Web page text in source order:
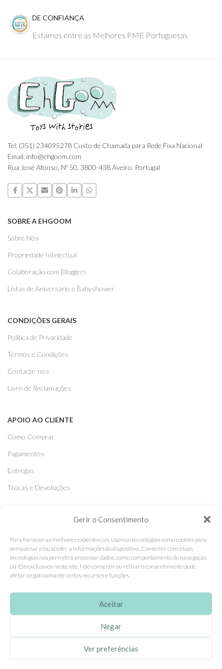
Gerir o Consentimento
Para fornecer as melhores experiências, usamos tecnologias como cookies para
armazenar e/ou aceder a informações do dispositivo. Consentir com essas
tecnologias nos permitirá processar dados, como comportamento de navegação
ou IDs exclusivos neste site. Não consentir ou retirar o consentimento pode
afetar negativamante certos recursos e funções.
Aceitar
Negar
Ver preferências
DE CONFIANÇA
Estamos entre as Melhores PME Portuguesas
Tel: (351) 234095278 Custo de Chamada para Rede Fixa Nacional
Email: info@ehgoom.com
Rua José Afonso, Nº 50, 3800-438 Aveiro, Portugal
SOBRE A EHGOOM
Sobre Nós
Propriedade Intelectual
Colaboração com Bloggers
Listas de Aniversário e Babyshower
CONDIÇÕES GERAIS
Politica de Privacidade
Termos e Condições
Contacte-nos
Livro de Reclamações
APOIO AO CLIENTE
Como Comprar
Pagamentos
Entregas
Trocas e Devoluções
Facebook
Instagram
Pinterest
EhGoom2026 Criado porDumbanengue, Lda.